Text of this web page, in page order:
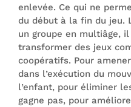
enlevée. Ce qui ne
du début à la fin du jeu.
un groupe en multiâge,
transformer des jeux
coopératifs. Pour
dans l’exécution du
l’enfant, pour éliminer
gagne pas, pour